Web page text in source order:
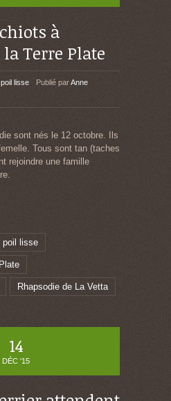
à
la Terre Plate
lisse Publié parAnne
sont nés le 12 octobre. Ils
Tous sont tan (taches
rejoindre une famille
poil lisse
Rhapsodie de La Vetta
14
DÉC '15